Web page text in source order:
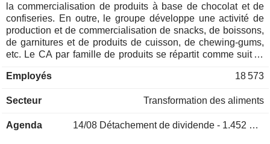
la commercialisation de produits à base de chocolat et de
confiseries. En outre, le groupe développe une activité de
production et de commercialisation de snacks, de boissons,
de garnitures et de produits de cuisson, de chewing-gums,
etc. Le CA par famille de produits se répartit comme suit : -
Hershey, Reese, Kisses, Jolly Rancher, Almond Joy,
Kat®, Payday, Rolo®, Twizzlers, Whoppers, York, etc. ; -
Homestyle Pretzels, etc. Le solde du CA (8,5%) concerne
Employés 18 573
Secteur Transformation des aliments
Agenda 14/08 Détachement de dividende - 1.452 USD